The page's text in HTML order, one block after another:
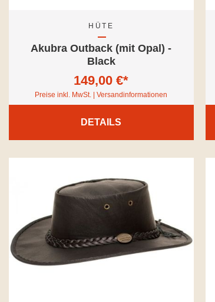
HÜTE
Akubra Outback (mit Opal) -
Black
149,00 €*
Preise inkl. MwSt. | Versandinformationen
DETAILS